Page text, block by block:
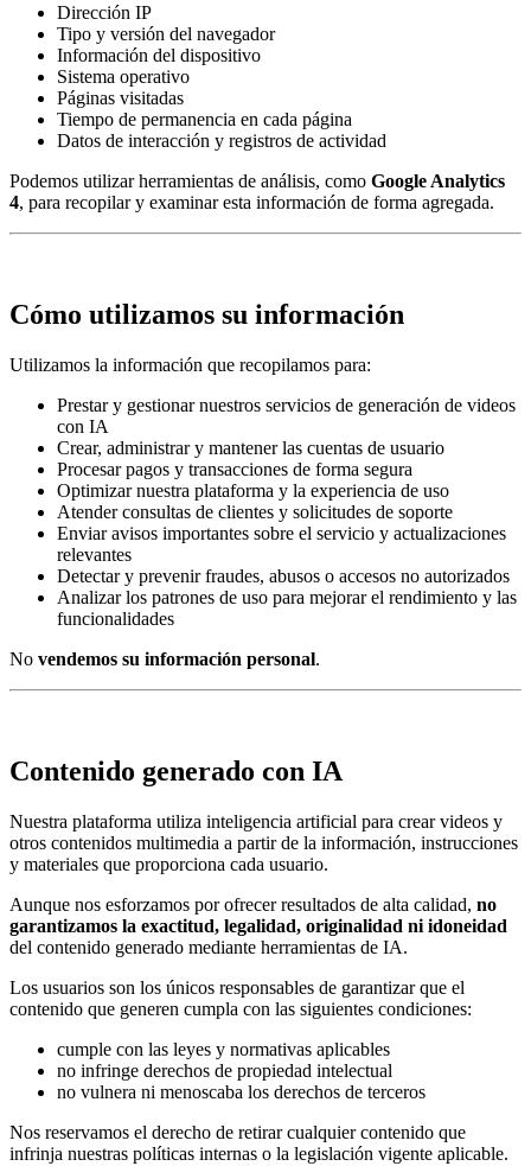
Dirección IP
Tipo y versión del navegador
Información del dispositivo
Sistema operativo
Páginas visitadas
Tiempo de permanencia en cada página
Datos de interacción y registros de actividad
Podemos utilizar herramientas de análisis, como Google Analytics
4, para recopilar y examinar esta información de forma agregada.
Cómo utilizamos su información
Utilizamos la información que recopilamos para:
Prestar y gestionar nuestros servicios de generación de videos
con IA
Crear, administrar y mantener las cuentas de usuario
Procesar pagos y transacciones de forma segura
Optimizar nuestra plataforma y la experiencia de uso
Atender consultas de clientes y solicitudes de soporte
Enviar avisos importantes sobre el servicio y actualizaciones
relevantes
Detectar y prevenir fraudes, abusos o accesos no autorizados
Analizar los patrones de uso para mejorar el rendimiento y las
funcionalidades
No vendemos su información personal.
Contenido generado con IA
Nuestra plataforma utiliza inteligencia artificial para crear videos y
otros contenidos multimedia a partir de la información, instrucciones
y materiales que proporciona cada usuario.
Aunque nos esforzamos por ofrecer resultados de alta calidad, no
garantizamos la exactitud, legalidad, originalidad ni idoneidad
del contenido generado mediante herramientas de IA.
Los usuarios son los únicos responsables de garantizar que el
contenido que generen cumpla con las siguientes condiciones:
cumple con las leyes y normativas aplicables
no infringe derechos de propiedad intelectual
no vulnera ni menoscaba los derechos de terceros
Nos reservamos el derecho de retirar cualquier contenido que
infrinja nuestras políticas internas o la legislación vigente aplicable.